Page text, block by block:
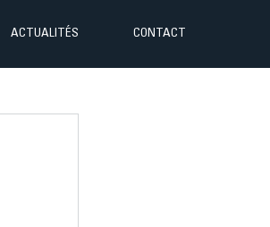
ACTUALITÉS CONTACT